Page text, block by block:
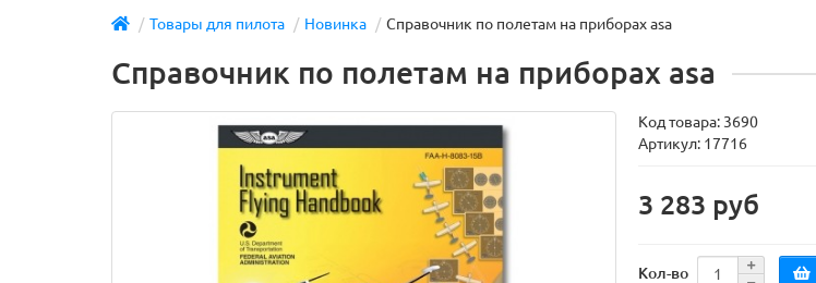
Товары для пилота Новинка Справочник по полетам на приборах asa
Справочник по полетам на приборах asa
Код товара: 3690
Артикул: 17716
3 283 руб
Кол-во